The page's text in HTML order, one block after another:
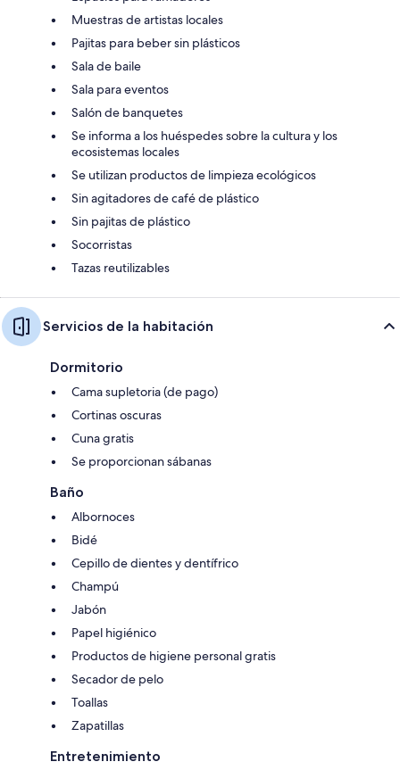
Muestras de artistas locales
Pajitas para beber sin plásticos
Sala de baile
Sala para eventos
Salón de banquetes
Se informa a los huéspedes sobre la cultura y los
ecosistemas locales
Se utilizan productos de limpieza ecológicos
Sin agitadores de café de plástico
Sin pajitas de plástico
Socorristas
Tazas reutilizables
Servicios de la habitación
Dormitorio
Cama supletoria (de pago)
Cortinas oscuras
Cuna gratis
Se proporcionan sábanas
Baño
Albornoces
Bidé
Cepillo de dientes y dentífrico
Champú
Jabón
Papel higiénico
Productos de higiene personal gratis
Secador de pelo
Toallas
Zapatillas
Entretenimiento